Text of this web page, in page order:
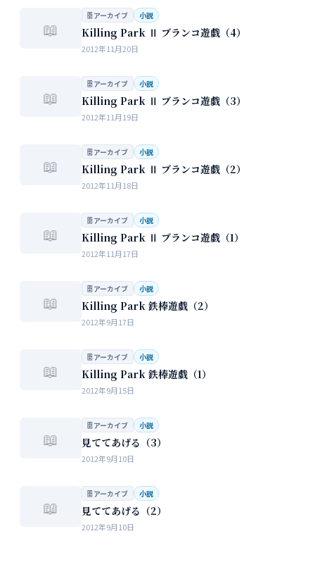
る常識。。。…
📖
🗄 アーカイブ 小説
Killing Park Ⅱ ブランコ遊戯（4）
2012年11月20日
📖
🗄 アーカイブ 小説
Killing Park Ⅱ ブランコ遊戯（3）
2012年11月19日
📖
🗄 アーカイブ 小説
Killing Park Ⅱ ブランコ遊戯（2）
2012年11月18日
📖
🗄 アーカイブ 小説
Killing Park Ⅱ ブランコ遊戯（1）
2012年11月17日
📖
🗄 アーカイブ 小説
Killing Park 鉄棒遊戯（2）
2012年9月17日
📖
🗄 アーカイブ 小説
Killing Park 鉄棒遊戯（1）
2012年9月15日
📖
🗄 アーカイブ 小説
見ててあげる（3）
2012年9月10日
📖
🗄 アーカイブ 小説
見ててあげる（2）
2012年9月10日